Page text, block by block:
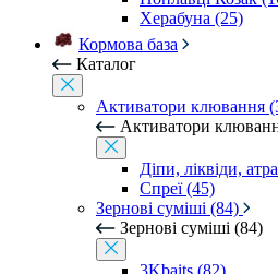
Херабуна (25)
Кормова база
Каталог
Активатори клювання
Активатори
Діпи, ліквіди,
Спреї (45)
Зернові суміші (84)
Зернові суміші (84)
3Kbaits (82)